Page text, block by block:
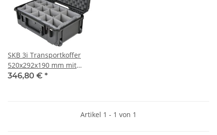
SKB 3i Transportkoffer
520x292x190 mm mit
Teilerset
346,80 € *
Artikel 1 - 1 von 1